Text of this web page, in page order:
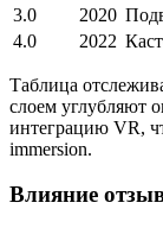
3.0
2020
4.0
2022
Таблица
слоем углубляют
интеграцию VR,
immersion.
Влияние